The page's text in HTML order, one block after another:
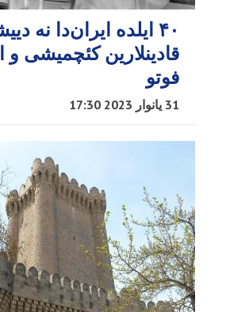
۴۰ ایلده ایران‌دا نه
قادینلارین کئچمیشی و
فوتو
31 یانوار 2023 17:30